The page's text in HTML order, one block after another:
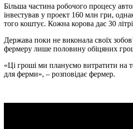
Більша частина робочого процесу
інвестував у проект 160 млн гри,
того коштує. Кожна корова дає 30
Держава поки не виконала своїх
фермеру лише половину обіцяних
«Ці гроші ми плануємо витратити на
для ферми», – розповідає фермер.